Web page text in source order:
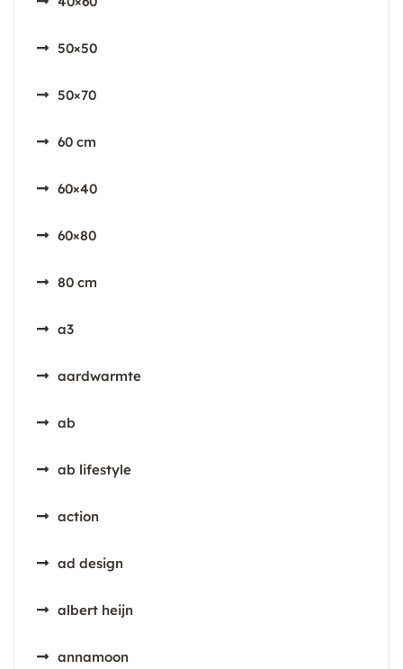
50×50
50×70
60 cm
60×40
60×80
80 cm
a3
aardwarmte
ab
ab lifestyle
action
ad design
albert heijn
annamoon